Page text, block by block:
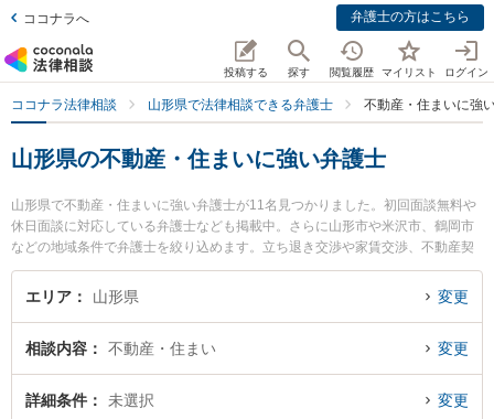
ココナラへ 弁護士の方はこちら
投稿する 探す 閲覧履歴 マイリスト ログイン
ココナラ法律相談 山形県で法律相談できる弁護士 不動産・住まいに強
山形県の不動産・住まいに強い弁護士
山形県で不動産・住まいに強い弁護士が11名見つかりました。初回面談無料や
休日面談に対応している弁護士なども掲載中。さらに山形市や米沢市、鶴岡市
などの地域条件で弁護士を絞り込めます。立ち退き交渉や家賃交渉、不動産契
約解除等の細かな分野での絞り込み検索もでき便利です。特に菊川明法律事務
所の森本 健一弁護士や及川法律事務所の及川 善大弁護士、樹氷の森法律事務所
弁護士に相談したい』『不動産・住まいのトラブル解決の実績豊富な近くの弁
護士を検索したい』『初回相談無料で不動産・住まいを法律相談できる山形県
内の弁護士に相談予約したい』などでお困りの相談者さんにおすすめです。
エリア 山形県 変更
相談内容 不動産・住まい 変更
詳細条件 未選択 変更